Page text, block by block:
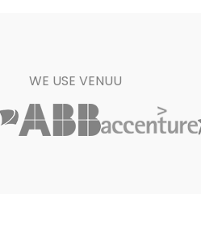
WE USE VENUU